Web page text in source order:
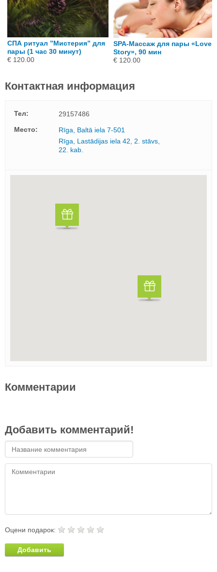
СПА ритуал ”Мистерия” для
пары (1 час 30 минут)
€ 120.00
SPA-Массаж для пары «Love
Story», 90 мин
€ 120.00
Контактная информация
Тел:
29157486
Mесто:
Rīga, Baltā iela 7-501
Rīga, Lastādijas iela 42, 2. stāvs,
22. kab.
Комментарии
Добавить комментарий!
Оцени подарок:
Добавить